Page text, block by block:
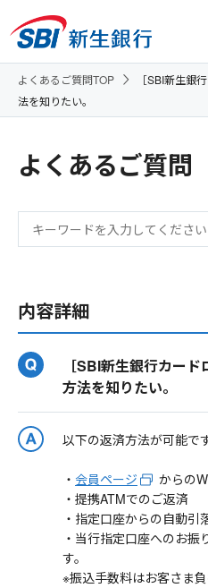
よくあるご質問TOP
［SBI新生銀
法を知りたい。
よくあるご質問
内容詳細
［SBI新生銀行カー
方法を知りたい。
以下の返済方法が可能です
・ 会員ページ
からの
・提携ATMでのご返済
・指定口座からの自動引
・当行指定口座へのお振
す。
※振込手数料はお客さま負